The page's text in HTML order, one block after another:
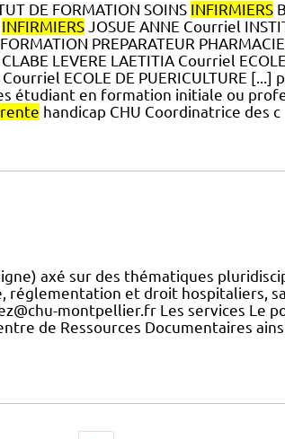
DE FORMATION SOINS INFIRMIERS
INFIRMIERSJOSUE ANNE Courriel
PREPARATEUR
LEVERE LAETITIA Courriel ECOLE
Courriel ECOLE DE PUERICULTURE
étudiant en formation initiale ou
handicap CHU Coordinatrice des c
axé sur des thématiques
réglementation et droit hospitaliers,
montpellier.fr Les services Le
de Ressources Documentaires